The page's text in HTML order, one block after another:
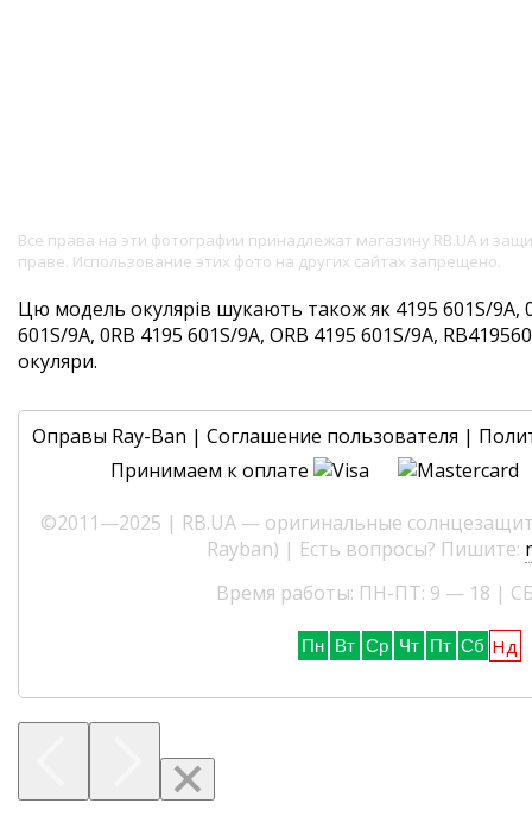
Все права на эти фотографии принадлежат магазину RB.UA и
праве. Использование этих фото на других сайтах запрещено.
Цю модель окулярів шукають також як 4195 601S/9A,
601S/9A, 0RB 4195 601S/9A, ORB 4195 601S/9A,
окуляри.
Оправы Ray-Ban | Соглашение пользователя |
Принимаем к оплате
©2011—2025 | RB.UA — оригинальные
Rayban) | Есть вопросы? Пишите:
Время работы: ПН-ПТ: 9 — 18 |
Пн Вт Ср Чт Пт Сб Нд